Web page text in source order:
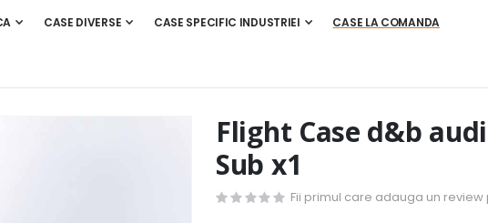
CASE DIVERSE CASE SPECIFIC INDUSTRIEI CASE LA COMANDA
Flight Case d&b
Sub x1
Fii primul care adauga un